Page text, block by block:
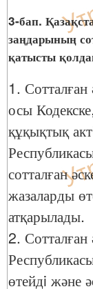
3-бап.
заңдарының
қатысты
1.
осы
құқықтық
сотталған
жазаларды
атқарылады.
2. Сотталған
өтейдi және